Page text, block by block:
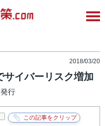
2018/03/20
サイバーリスク増加
行